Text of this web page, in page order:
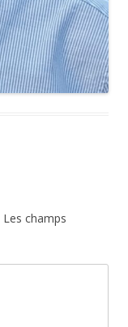
Les champs